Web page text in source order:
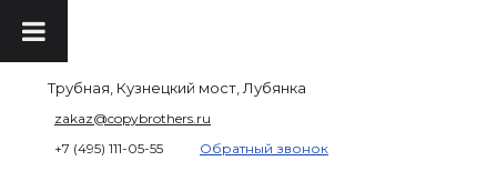
Трубная, Кузнецкий мост, Лубянка
zakaz@copybrothers.ru
+7 (495) 111-05-55
Обратный звонок